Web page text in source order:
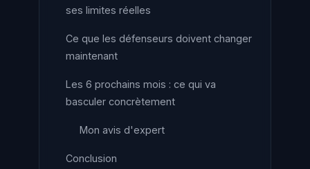
ses limites réelles
Ce que les défenseurs doivent changer
maintenant
Les 6 prochains mois : ce qui va
basculer concrètement
Mon avis d'expert
Conclusion